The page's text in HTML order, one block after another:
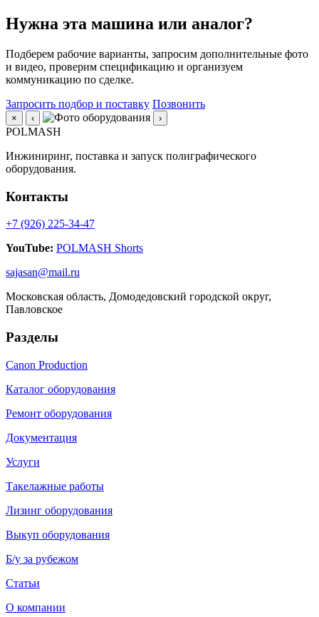
Нужна эта машина или аналог?
Подберем рабочие варианты, запросим дополнительные фото
и видео, проверим спецификацию и организуем
коммуникацию по сделке.
Запросить подбор и поставку Позвонить
× ‹ ›
POLMASH
Инжиниринг, поставка и запуск полиграфического
оборудования.
Контакты
+7 (926) 225-34-47
YouTube: POLMASH Shorts
sajasan@mail.ru
Московская область, Домодедовский городской округ,
Павловское
Разделы
Canon Production
Каталог оборудования
Ремонт оборудования
Документация
Услуги
Такелажные работы
Лизинг оборудования
Выкуп оборудования
Б/у за рубежом
Статьи
О компании